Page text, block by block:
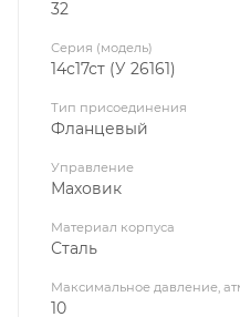
32
Серия (модель)
14с17ст (У 26161)
Тип присоединения
Фланцевый
Управление
Маховик
Материал корпуса
Сталь
Максимальное давление,
10